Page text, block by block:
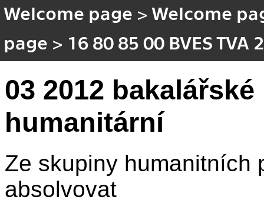
Welcome page >Welcome
page > 16 80 85 00 BVES TVA
03 2012
humanitární
Ze skupiny humanitních
absolvovat